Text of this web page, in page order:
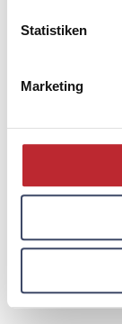
Statistiken
Marketing